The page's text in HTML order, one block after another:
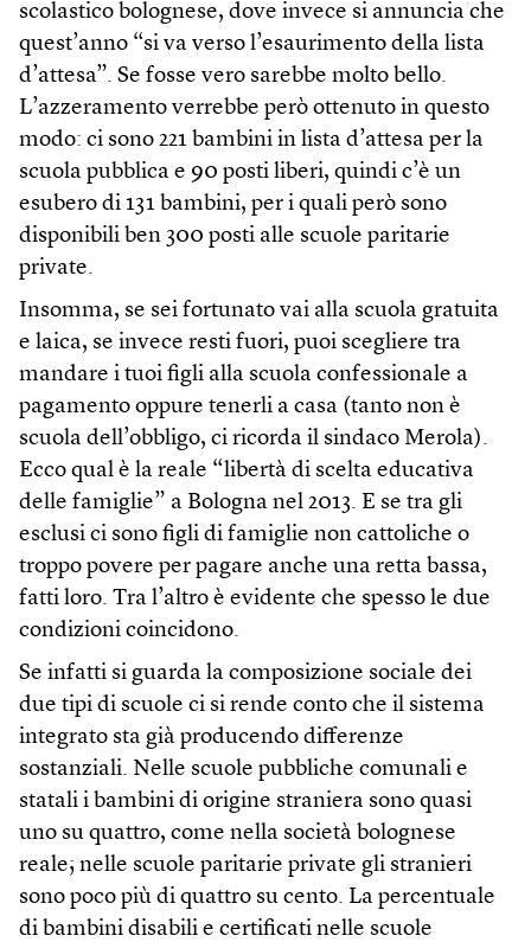
scolastico bolognese, dove invece si annuncia che
quest’anno “si va verso l’esaurimento della lista
d’attesa”. Se fosse vero sarebbe molto bello.
L’azzeramento verrebbe però ottenuto in questo
modo: ci sono 221 bambini in lista d’attesa per la
scuola pubblica e 90 posti liberi, quindi c’è un
esubero di 131 bambini, per i quali però sono
disponibili ben 300 posti alle scuole paritarie
private.
Insomma, se sei fortunato vai alla scuola gratuita
e laica, se invece resti fuori, puoi scegliere tra
mandare i tuoi figli alla scuola confessionale a
pagamento oppure tenerli a casa (tanto non è
scuola dell’obbligo, ci ricorda il sindaco Merola).
Ecco qual è la reale “libertà di scelta educativa
delle famiglie” a Bologna nel 2013. E se tra gli
esclusi ci sono figli di famiglie non cattoliche o
troppo povere per pagare anche una retta bassa,
fatti loro. Tra l’altro è evidente che spesso le due
condizioni coincidono.
Se infatti si guarda la composizione sociale dei
due tipi di scuole ci si rende conto che il sistema
integrato sta già producendo differenze
sostanziali. Nelle scuole pubbliche comunali e
statali i bambini di origine straniera sono quasi
uno su quattro, come nella società bolognese
reale; nelle scuole paritarie private gli stranieri
sono poco più di quattro su cento. La percentuale
di bambini disabili e certificati nelle scuole